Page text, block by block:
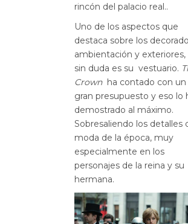
rincón del palacio real..
Uno de los aspectos que
destaca sobre los
ambientación y exteriores,
sin duda es su vestuario.
Crownha contado con un
gran presupuesto y eso lo
demostrado al máximo.
Sobresaliendo los detalles
moda de la época, muy
especialmente en los
personajes de la reina y su
hermana.